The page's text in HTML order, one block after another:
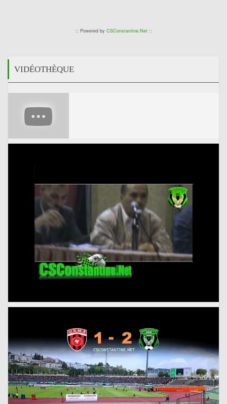
:: Powered by CSConstantine.Net::
VIDÉOTHÈQUE